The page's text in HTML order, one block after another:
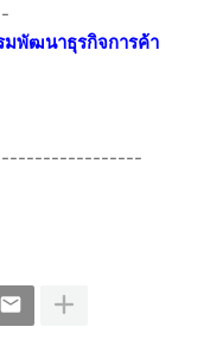
มพัฒนาธุรกิจการค้า